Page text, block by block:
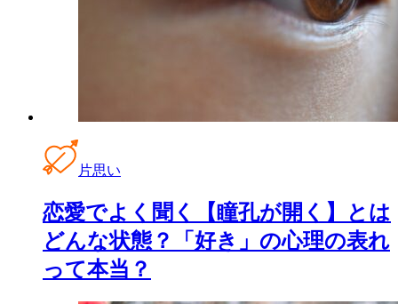
片思い
恋愛でよく聞く【瞳孔が開く】とは
どんな状態？「好き」の心理の表れ
って本当？